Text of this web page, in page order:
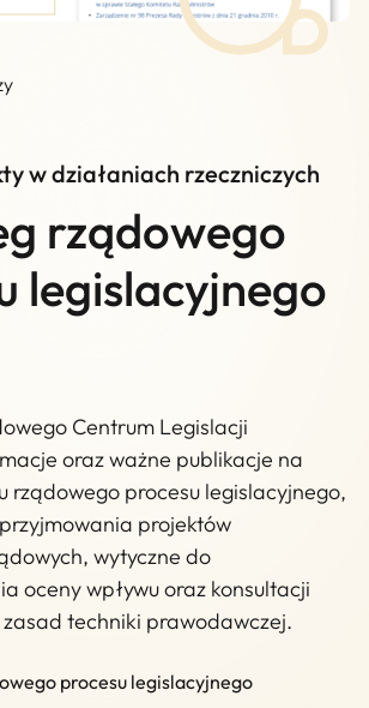
w działaniach rzeczniczych
rządowego
legislacyjnego
Centrum Legislacji
oraz ważne publikacje na
rządowego procesu legislacyjnego,
projektów
wytyczne do
oceny wpływu oraz konsultacji
zasad techniki prawodawczej.
procesu legislacyjnego